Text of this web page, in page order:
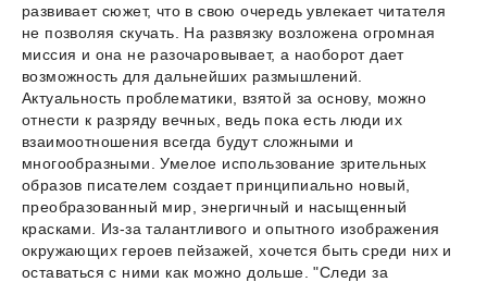
развивает сюжет, что в свою очередь увлекает читателя
не позволяя скучать. На развязку возложена огромная
миссия и она не разочаровывает, а наоборот дает
возможность для дальнейших размышлений.
Актуальность проблематики, взятой за основу, можно
отнести к разряду вечных, ведь пока есть люди их
взаимоотношения всегда будут сложными и
многообразными. Умелое использование зрительных
образов писателем создает принципиально новый,
преобразованный мир, энергичный и насыщенный
красками. Из-за талантливого и опытного изображения
окружающих героев пейзажей, хочется быть среди них и
оставаться с ними как можно дольше. "Следи за